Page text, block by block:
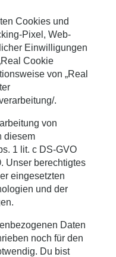
Cookies und
Pixel, Web-
Einwilligungen
Cookie
von „Real
.
von
diesem
1 lit. c DS-GVO
Unser berechtigtes
eingesetzten
und der
Daten
noch für den
Du bist